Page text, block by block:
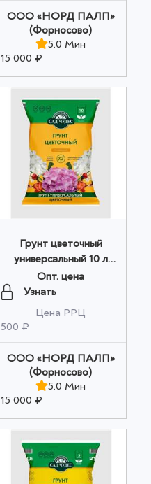
ООО «НОРД ПАЛП»
(Форносово)
5.0 Мин
15 000 ₽
Грунт цветочный
универсальный 10 л
Miracle Garden - Сад
Чудес оптом
Опт. цена
Узнать
Цена РРЦ
500 ₽
ООО «НОРД ПАЛП»
(Форносово)
5.0 Мин
15 000 ₽